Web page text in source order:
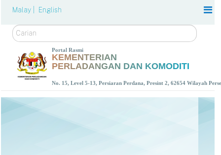
Malay | English
Carian
Portal Rasmi
KEMENTERIAN
PERLADANGAN DAN KOMODITI
No. 15, Level 5-13, Persiaran Perdana, Presint 2, 62654 Wilayah